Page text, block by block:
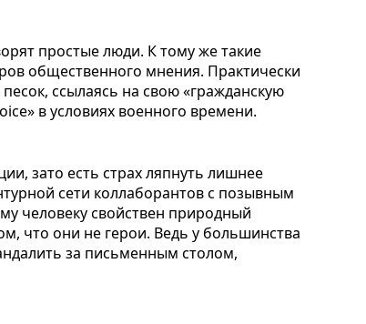
простые люди. К тому же такие
общественного мнения. Практически
ссылаясь на свою «гражданскую
в условиях военного времени.
зато есть страх ляпнуть лишнее
сети коллаборантов с позывным
человеку свойствен природный
что они не герои. Ведь у большинства
за письменным столом,